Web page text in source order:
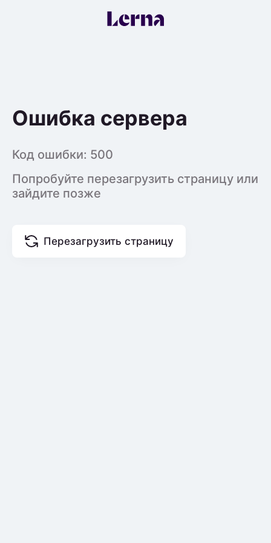
Ошибка сервера
Код ошибки: 500
Попробуйте перезагрузить страницу или
зайдите позже
Перезагрузить страницу